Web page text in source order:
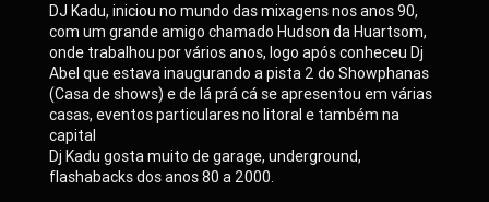
DJ Kadu, iniciou no mundo das mixagens nos anos 90,
com um grande amigo chamado Hudson da Huartsom,
onde trabalhou por vários anos, logo após conheceu Dj
Abel que estava inaugurando a pista 2 do Showphanas
(Casa de shows) e de lá prá cá se apresentou em várias
casas, eventos particulares no litoral e também na
capital
Dj Kadu gosta muito de garage, underground,
flashabacks dos anos 80 a 2000.